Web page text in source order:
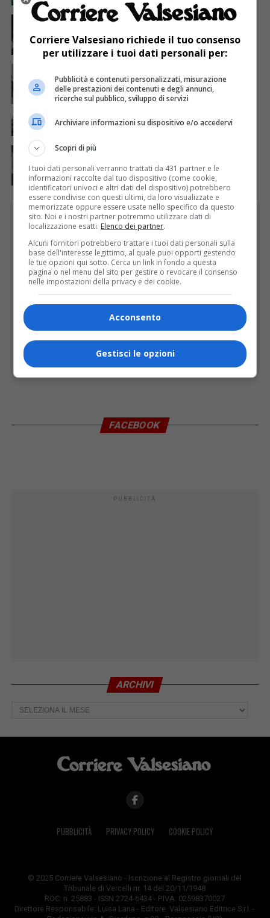
ATTUALITÀ 6 giorni fa
Festa Walser delle genti valsesiane quinta edizione
La salute si costruisce un passo alla volta
ATTUALITÀ 7 giorni fa
FACEBOOK
PUBBLICITÀ
ARCHIVI
Archivi
PUBBLICITÀ PRIVACY POLICY COOKIE POLICY
© 2025 Corriere Valsesiano - Iscrizione al Registro giornali del
Tribunale di Vercelli nr. 14 del 20/11/1948
ROC: n. 25883 - ISSN 2724-6434 - P.IVA: 02598370027
Direttore Responsabile: Luisa Lana - Editore: Valsesiano Editrice S.r.l. -
Corriere Valsesiano richiede il tuo consenso
per utilizzare i tuoi dati personali per:
Pubblicità e contenuti personalizzati, misurazione
delle prestazioni dei contenuti e degli annunci,
ricerche sul pubblico, sviluppo di servizi
Archiviare informazioni su dispositivo e/o accedervi
Scopri di più
I tuoi dati personali verranno trattati da 431 partner e le
informazioni raccolte dal tuo dispositivo (come cookie,
identificatori univoci e altri dati del dispositivo) potrebbero
essere condivise con questi ultimi, da loro visualizzate e
memorizzate oppure essere usate nello specifico da questo
sito. Noi e i nostri partner potremmo utilizzare dati di
localizzazione esatti. Elenco dei partner.
Alcuni fornitori potrebbero trattare i tuoi dati personali sulla
base dell'interesse legittimo, al quale puoi opporti gestendo
le tue opzioni qui sotto. Cerca un link in fondo a questa
pagina o nel menu del sito per gestire o revocare il consenso
nelle impostazioni della privacy e dei cookie.
Acconsento
Gestisci le opzioni